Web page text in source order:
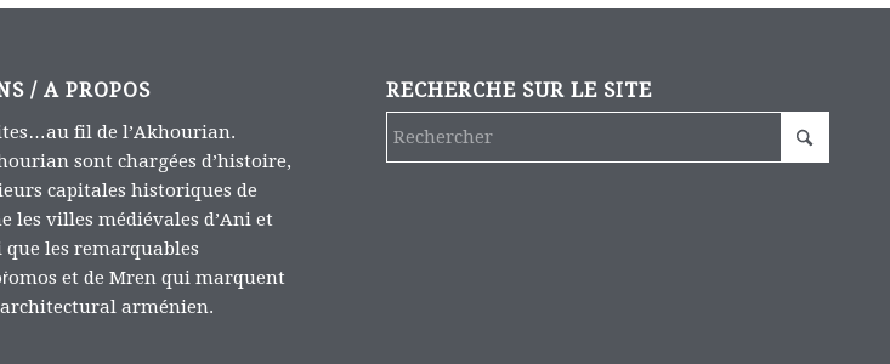
/ A PROPOS
fil de l’Akhourian.
sont chargées d’histoire,
capitales historiques de
les villes médiévales d’Ani et
que les remarquables
et de Mren qui marquent
architectural arménien.
RECHERCHE SUR LE SITE